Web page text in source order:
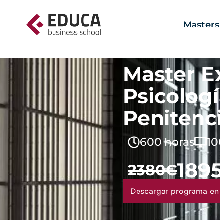
Masters
Master
600 horas
2380€
Descargar programa en